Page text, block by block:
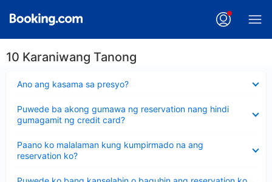
10 Karaniwang Tanong
Ano ang kasama sa presyo?
ang
Puwede ba akong gumawa ng reservation nang hindi
gumagamit ng credit card?
ang
sagot
Paano ko malalaman kung kumpirmado na ang
reservation ko?
ang
sagot